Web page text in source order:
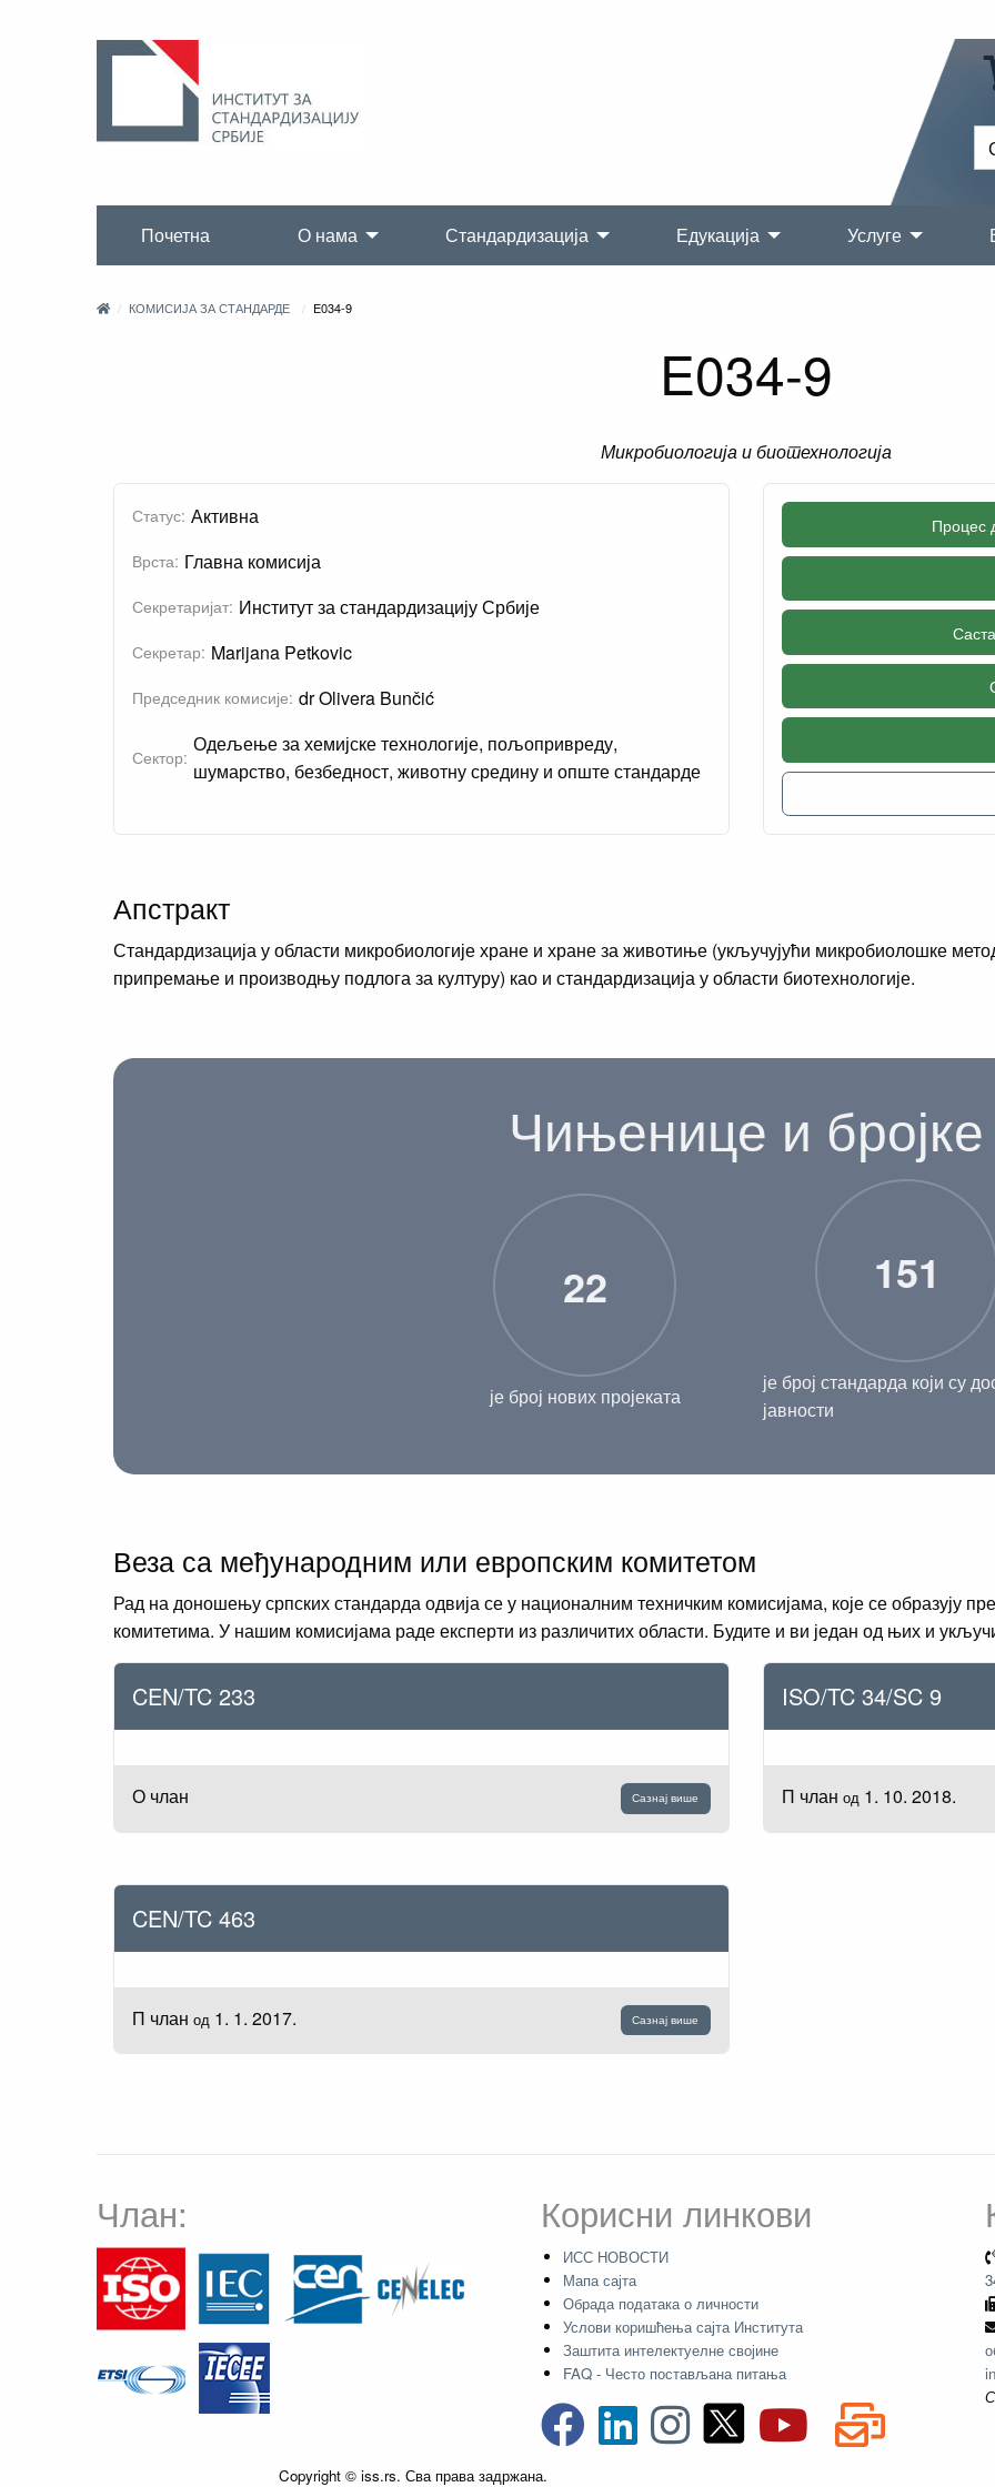
Почетна О нама Стандардизација Едукација Услуге
КОМИСИЈА ЗА СТАНДАРДЕ E034-9
E034-9
Микробиологија и биотехнологија
Статус: Активна
Врста: Главна комисија
Секретаријат: Институт за стандардизацију Србије
Секретар: Marijana Petkovic
Председник комисије: dr Olivera Bunčić
Сектор:
Одељење за хемијске технологије, пољопривреду,
шумарство, безбедност, животну средину и опште стандарде
Процес
Апстракт
Стандардизација у области микробиологије хране и хране за животиње (укључујући микробиолошке
припремање и производњу подлога за културу) као и стандардизација у области биотехнологије.
Чињенице и бројке
22
је број нових пројеката
151
је број стандарда који су
јавности
Веза са међународним или европским комитетом
Рад на доношењу српских стандарда одвија се у националним техничким комисијама, које се образују
комитетима. У нашим комисијама раде експерти из различитих области. Будите и ви један од њих и
CEN/TC 233
О члан Сазнај више
ISO/TC 34/SC 9
П члан од 1. 10. 2018.
CEN/TC 463
П члан од 1. 1. 2017. Сазнај више
Члан: Корисни линкови
ИСС НОВОСТИ
Мапа сајта
Обрада података о личности
Услови коришћења сајта Института
Заштита интелектуелне својине
FAQ - Често постављана питања
Copyright © iss.rs. Сва права задржана.